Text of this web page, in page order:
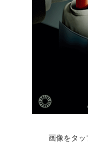
画像をタッ